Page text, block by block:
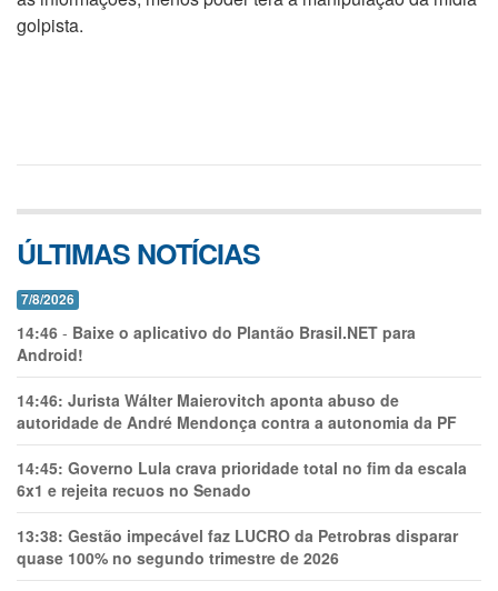
golpista.
ÚLTIMAS NOTÍCIAS
7/8/2026
14:46 - Baixe o aplicativo do Plantão Brasil.NET para
Android!
14:46: Jurista Wálter Maierovitch aponta abuso de
autoridade de André Mendonça contra a autonomia da PF
14:45: Governo Lula crava prioridade total no fim da escala
6x1 e rejeita recuos no Senado
13:38: Gestão impecável faz LUCRO da Petrobras disparar
quase 100% no segundo trimestre de 2026